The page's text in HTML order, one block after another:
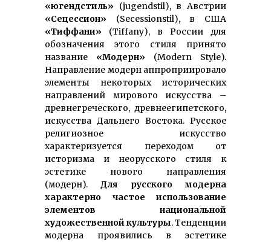
«югендстиль» (jugendstil), в Австрии
«Сецессион» (Secessionstil), в США
«Тиффани» (Tiffany), в России для
обозначения этого стиля принято
название «Модерн» (Modern Style).
Направление модерн аппроприировало
элементы некоторых исторических
направлений мирового искусства –
древнегреческого, древнеегипетского,
искусства Дальнего Востока. Русское
религиозное искусство
характеризуется переходом от
историзма и неорусского стиля к
эстетике нового направления
(модерн).Для русского модерна
характерно частое использование
элементов национальной
художественной культуры. Тенденции
модерна проявились в эстетике